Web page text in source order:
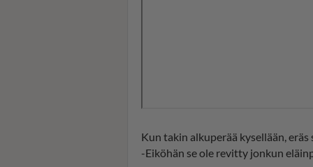
Kun takin alkuperää kysellään,
-Eiköhän se ole revitty jonkun